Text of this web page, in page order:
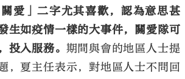
愛」二字尤其喜歡，認為意思甚
生如疫情一樣的大事件，關愛隊可
投入服務。 期間與會的地區人士提
，夏主任表示，對地區人士不問回